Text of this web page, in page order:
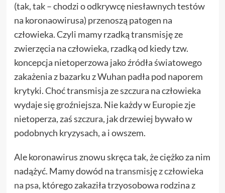
(tak, tak – chodzi o odkrywcę niesławnych testów
na koronaowirusa) przenoszą patogen na
człowieka. Czyli mamy rzadką transmisję ze
zwierzęcia na człowieka, rzadką od kiedy tzw.
koncepcja nietoperzowa jako źródła światowego
zakażenia z bazarku z Wuhan padła pod naporem
krytyki. Choć transmisja ze szczura na człowieka
wydaje się groźniejsza. Nie każdy w Europie zje
nietoperza, zaś szczura, jak drzewiej bywało w
podobnych kryzysach, a i owszem.
Ale koronawirus znowu skręca tak, że ciężko za nim
nadążyć. Mamy dowód natransmisję z człowieka
na psa, którego zakaziła trzyosobowa rodzina z